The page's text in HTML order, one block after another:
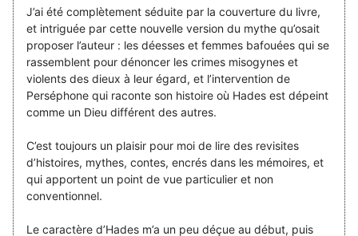
J’ai été complètement séduite par la couverture du livre,
et intriguée par cette nouvelle version du mythe qu’osait
proposer l’auteur : les déesses et femmes bafouées qui se
rassemblent pour dénoncer les crimes misogynes et
violents des dieux à leur égard, et l’intervention de
Perséphone qui raconte son histoire où Hades est dépeint
comme un Dieu différent des autres.
C’est toujours un plaisir pour moi de lire des revisites
d’histoires, mythes, contes, encrés dans les mémoires, et
qui apportent un point de vue particulier et non
conventionnel.
Le caractère d’Hades m’a un peu déçue au début, puis